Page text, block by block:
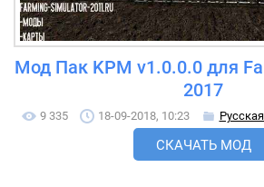
Мод Пак KPM v1.0.0.0 для
2017
9 335 18-09-2018, 10:23
СКАЧАТЬ МОД